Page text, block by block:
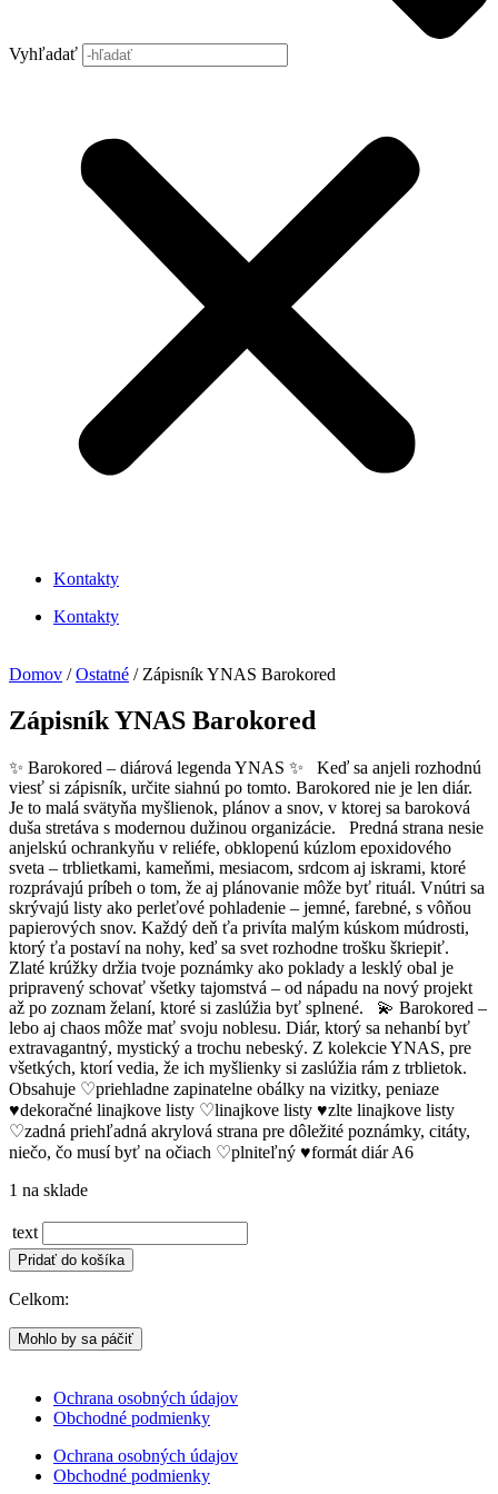
Vyhľadať
Kontakty
Kontakty
Domov /Ostatné / Zápisník YNAS Barokored
Zápisník YNAS Barokored
✨ Barokored – diárová legenda YNAS ✨ Keď sa anjeli rozhodnú
viesť si zápisník, určite siahnú po tomto. Barokored nie je len diár.
Je to malá svätyňa myšlienok, plánov a snov, v ktorej sa baroková
duša stretáva s modernou dužinou organizácie. Predná strana nesie
anjelskú ochrankyňu v reliéfe, obklopenú kúzlom epoxidového
sveta – trblietkami, kameňmi, mesiacom, srdcom aj iskrami, ktoré
rozprávajú príbeh o tom, že aj plánovanie môže byť rituál. Vnútri sa
skrývajú listy ako perleťové pohladenie – jemné, farebné, s vôňou
papierových snov. Každý deň ťa privíta malým kúskom múdrosti,
ktorý ťa postaví na nohy, keď sa svet rozhodne trošku škriepiť.
Zlaté krúžky držia tvoje poznámky ako poklady a lesklý obal je
pripravený schovať všetky tajomstvá – od nápadu na nový projekt
až po zoznam želaní, ktoré si zaslúžia byť splnené. 💫 Barokored –
lebo aj chaos môže mať svoju noblesu. Diár, ktorý sa nehanbí byť
extravagantný, mystický a trochu nebeský. Z kolekcie YNAS, pre
všetkých, ktorí vedia, že ich myšlienky si zaslúžia rám z trblietok.
Obsahuje ♡priehladne zapinatelne obálky na vizitky, peniaze
♥︎dekoračné linajkove listy ♡linajkove listy ♥︎zlte linajkove listy
♡zadná priehľadná akrylová strana pre dôležité poznámky, citáty,
niečo, čo musí byť na očiach ♡plniteľný ♥︎formát diár A6
1 na sklade
text
množstvo
Zápisník
YNAS
Pridať do košíka
Celkom:
Mohlo by sa páčiť
Ochrana osobných údajov
Obchodné podmienky
Ochrana osobných údajov
Obchodné podmienky